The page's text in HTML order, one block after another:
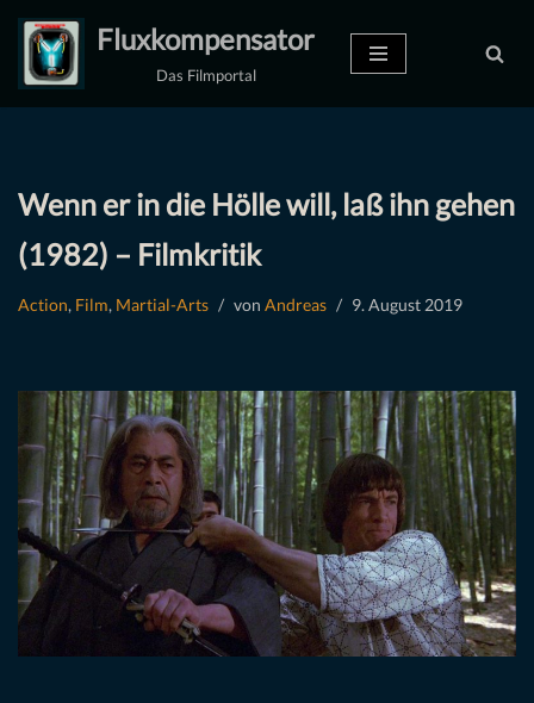
Zum
Inhalt
Fluxkompensator
Das Filmportal
Wenn er in die Hölle will, laß ihn gehen
(1982) – Filmkritik
Action, Film, Martial-Arts von Andreas 9. August 2019